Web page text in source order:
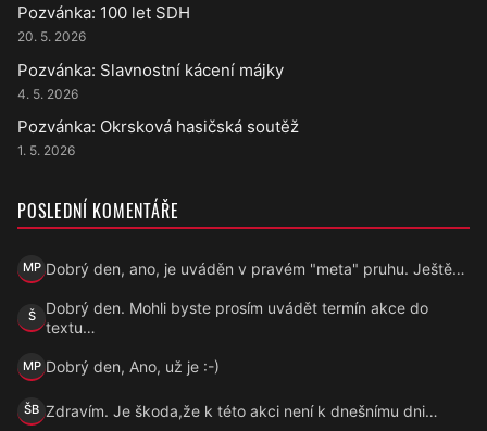
Pozvánka: 100 let SDH
20. 5. 2026
Pozvánka: Slavnostní kácení májky
4. 5. 2026
Pozvánka: Okrsková hasičská soutěž
1. 5. 2026
POSLEDNÍ KOMENTÁŘE
MPMarek Přecechtěl
Dobrý den, ano, je uváděn v pravém "meta" pruhu. Ještě…
ŠŠárka
Dobrý den. Mohli byste prosím uvádět termín akce do
textu…
MP
Marek Přecechtěl
Dobrý den, Ano, už je :-)
ŠBŠárka B.
Zdravím. Je škoda,že k této akci není k dnešnímu dni…